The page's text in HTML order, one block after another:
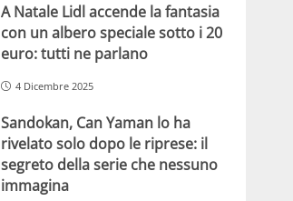
A Natale Lidl accende la fantasia
con un albero speciale sotto i 20
euro: tutti ne parlano
4 Dicembre 2025
Sandokan, Can Yaman lo ha
rivelato solo dopo le riprese: il
segreto della serie che nessuno
immagina